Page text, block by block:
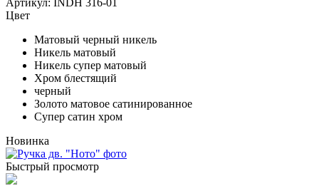
Цвет
Матовый черный никель
Никель матовый
Никель супер матовый
Хром блестящий
черный
Золото матовое сатинированное
Супер сатин хром
Новинка
Быстрый просмотр